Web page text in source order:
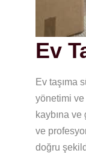
Ev
Ev taşıma
yönetimi ve
kaybına ve
ve
doğru